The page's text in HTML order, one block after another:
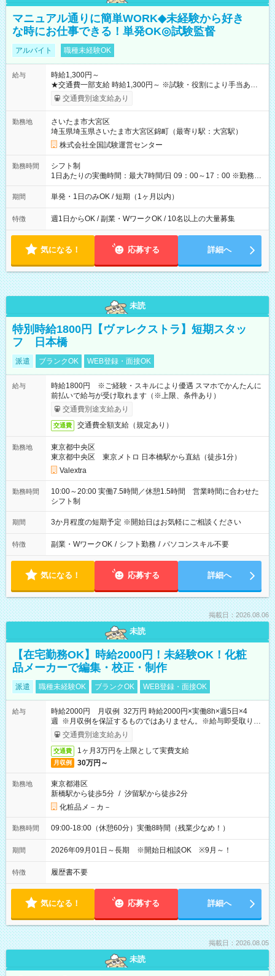
マニュアル通りに簡単WORK◆未経験から好き
な時にお仕事できる！単発OK◎試験監督
アルバイト 職種未経験OK
給与
時給1,300円～
★交通費一部支給 時給1,300円～ ※試験・役割により手当あり
※勤務回数により昇給あり 【即給（前払い）オプションあ
り！】 希望される場合、勤務から1週間ほどで給与の一部を受け
例】 ・河合塾模擬試験 8:30～17:30（休憩1時間） 時給1,300円
×8時間＝日収10,400円＋交通費 ※当日の役割により時給＋100
円の場合あり ・国家試験 7:00～13:30（休憩なし） 時給1,300
円（役割手当＋100円）×6時間＝日収8,400円＋交通費 【試用期
間】試用期間なし
交通費別途支給あり
勤務地
さいたま市大宮区
埼玉県埼玉県さいたま市大宮区錦町（最寄り駅：大宮駅）
株式会社全国試験運営センター
勤務時間
シフト制
1日あたりの実働時間：最大7時間/日 09：00～17：00 ※勤務時
間は 試験により異なります。
期間 単発・1日のみOK / 短期（1ヶ月以内）
特徴 週1日からOK / 副業・WワークOK / 10名以上の大量募集
気になる！ 応募する 詳細へ
未読
特別時給1800円【ヴァレクストラ】短期スタッ
フ 日本橋
派遣 ブランクOK WEB登録・面接OK
給与
時給1800円 ※ご経験・スキルにより優遇 スマホでかんたんに
前払いで給与が受け取れます（※上限、条件あり）
交通費別途支給あり
交通費 交通費全額支給（規定あり）
勤務地
東京都中央区
東京都中央区 東京メトロ 日本橋駅から直結（徒歩1分）
Valextra
勤務時間
10:00～20:00 実働7.5時間／休憩1.5時間 営業時間に合わせた
シフト制
期間 3か月程度の短期予定 ※開始日はお気軽にご相談ください
特徴 副業・WワークOK / シフト勤務 / パソコンスキル不要
気になる！ 応募する 詳細へ
掲載日：2026.08.06
未読
【在宅勤務OK】時給2000円！未経験OK！化粧
品メーカーで編集・校正・制作
派遣 職種未経験OK ブランクOK WEB登録・面接OK
給与
時給2000円 月収例 32万円 時給2000円×実働8h×週5日×4
週 ※月収例を保証するものではありません。※給与即受取りサ
ービス利用可（利用条件有）
交通費別途支給あり
交通費 1ヶ月3万円を上限として実費支給
月収例 30万円～
勤務地
東京都港区
新橋駅から徒歩5分 / 汐留駅から徒歩2分
化粧品メ－カ－
勤務時間 09:00-18:00（休憩60分）実働8時間（残業少なめ！）
期間 2026年09月01日～長期 ※開始日相談OK ※9月～！
特徴 履歴書不要
気になる！ 応募する 詳細へ
掲載日：2026.08.05
未読